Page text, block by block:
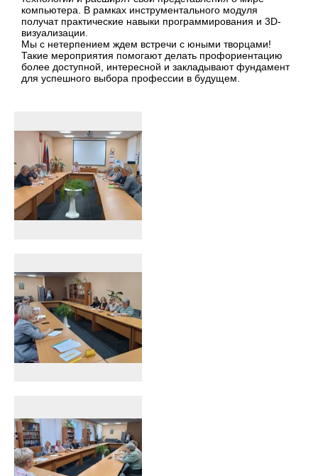
компьютера. В рамках инструментального модуля
получат практические навыки программирования и 3D-
визуализации.
Мы с нетерпением ждем встречи с юными творцами!
Такие мероприятия помогают делать профориентацию
более доступной, интересной и закладывают фундамент
для успешного выбора профессии в будущем.